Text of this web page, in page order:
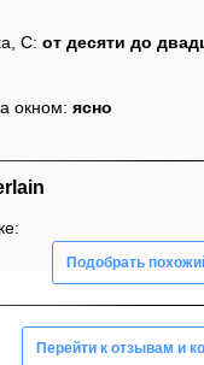
С: от десяти до
окном: ясно
Подобрать
Перейти к отзывам и